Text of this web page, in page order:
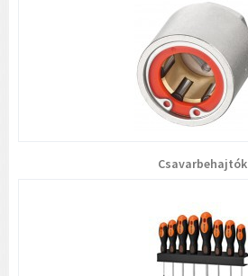
Csavarbehajtók